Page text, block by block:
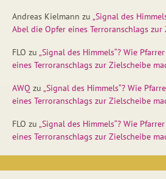
Andreas Kielmann zu „Signal des
Abel die Opfer eines Terroranschlags
FLO zu „Signal des Himmels“? Wie
eines Terroranschlags zur Zielscheibe
AWQ zu „Signal des Himmels“? Wie
eines Terroranschlags zur Zielscheibe
FLO zu „Signal des Himmels“? Wie
eines Terroranschlags zur Zielscheibe